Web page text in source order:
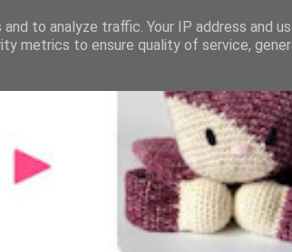
to analyze traffic. Your IP address and
metrics to ensure quality of service,